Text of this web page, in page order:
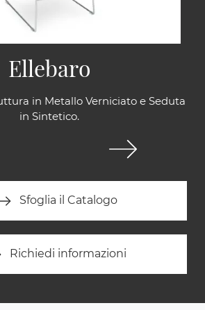
in Metallo Verniciato e Seduta
in Sintetico.
Sfoglia il Catalogo
Richiedi informazioni
Ellebaro